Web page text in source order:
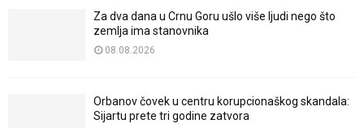
Za dva dana u Crnu Goru ušlo više ljudi nego što
zemlja ima stanovnika
08.08.2026
Orbanov čovek u centru korupcionaškog skandala:
Sijartu prete tri godine zatvora